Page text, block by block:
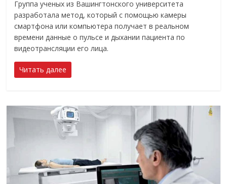
Группа ученых из Вашингтонского университета
разработала метод, который с помощью камеры
смартфона или компьютера получает в реальном
времени данные о пульсе и дыхании пациента по
видеотрансляции его лица.
Читать далее